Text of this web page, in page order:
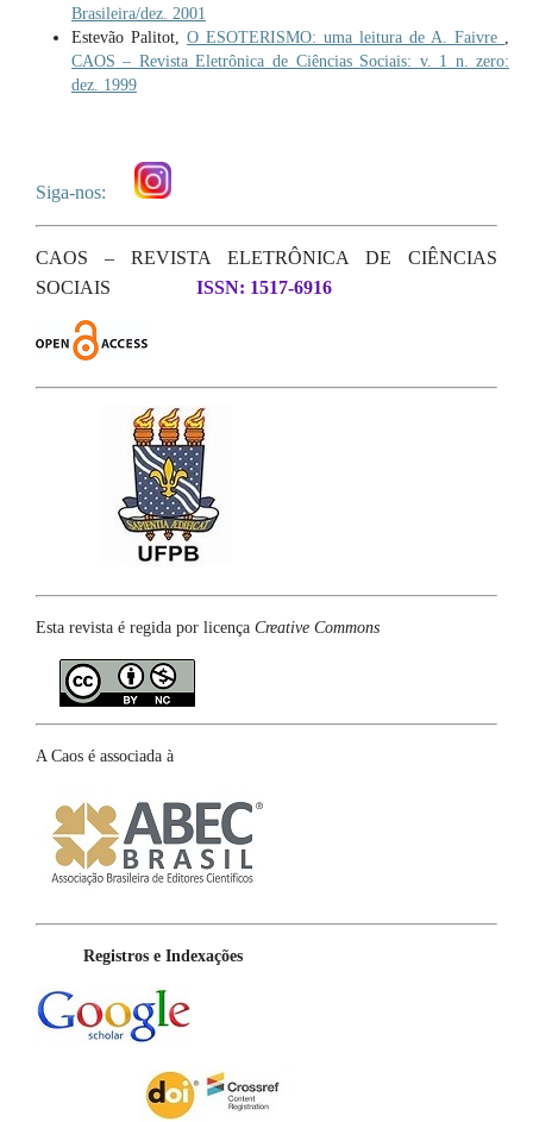
Brasileira/dez. 2001
Estevão Palitot, O ESOTERISMO: uma leitura de A. Faivre
CAOS – Revista Eletrônica de Ciências Sociais: v. 1 n. zero:
dez. 1999
Siga-nos:
CAOS – REVISTA ELETRÔNICA DE CIÊNCIAS
SOCIAIS
ISSN: 1517-6916
Esta revista é regida por licença Creative Commons
A Caos é associada à
Registros e Indexações